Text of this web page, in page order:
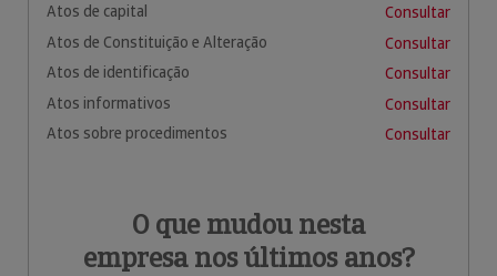
Atos de capital
Consultar
Atos de Constituição e Alteração
Consultar
Atos de identificação
Consultar
Atos informativos
Consultar
Atos sobre procedimentos
Consultar
O que mudou nesta
empresa nos últimos anos?